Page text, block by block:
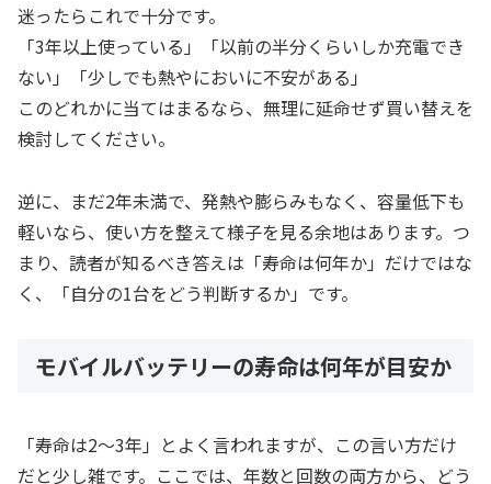
迷ったらこれで十分です。
「3年以上使っている」「以前の半分くらいしか充電でき
ない」「少しでも熱やにおいに不安がある」
このどれかに当てはまるなら、無理に延命せず買い替えを
検討してください。
逆に、まだ2年未満で、発熱や膨らみもなく、容量低下も
軽いなら、使い方を整えて様子を見る余地はあります。つ
まり、読者が知るべき答えは「寿命は何年か」だけではな
く、「自分の1台をどう判断するか」です。
モバイルバッテリーの寿命は何年が目安か
「寿命は2〜3年」とよく言われますが、この言い方だけ
だと少し雑です。ここでは、年数と回数の両方から、どう